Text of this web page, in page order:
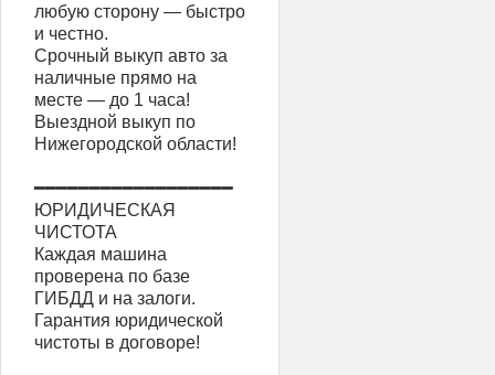
любую сторону — быстро
и честно.
Срочный выкуп авто за
наличные прямо на
месте — до 1 часа!
Выездной выкуп по
Нижегородской области!
━━━━━━━━━━━━━━━━━━
ЮРИДИЧЕСКАЯ
ЧИСТОТА
Каждая машина
проверена по базе
ГИБДД и на залоги.
Гарантия юридической
чистоты в договоре!